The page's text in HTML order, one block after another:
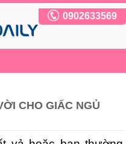
0902633569
CHO GIẤC NGỦ